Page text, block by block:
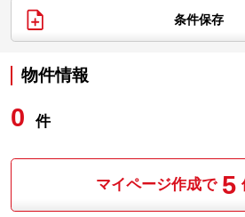
条件保存
物件情報
0 件
マイページ作成で 5